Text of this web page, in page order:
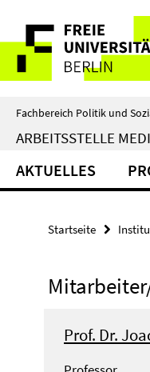
direkt
Inhalt
Service-
Navigation
Fachbereich Politik und
ARBEITSSTELLE
AKTUELLES
Startseite
Prof. Dr.